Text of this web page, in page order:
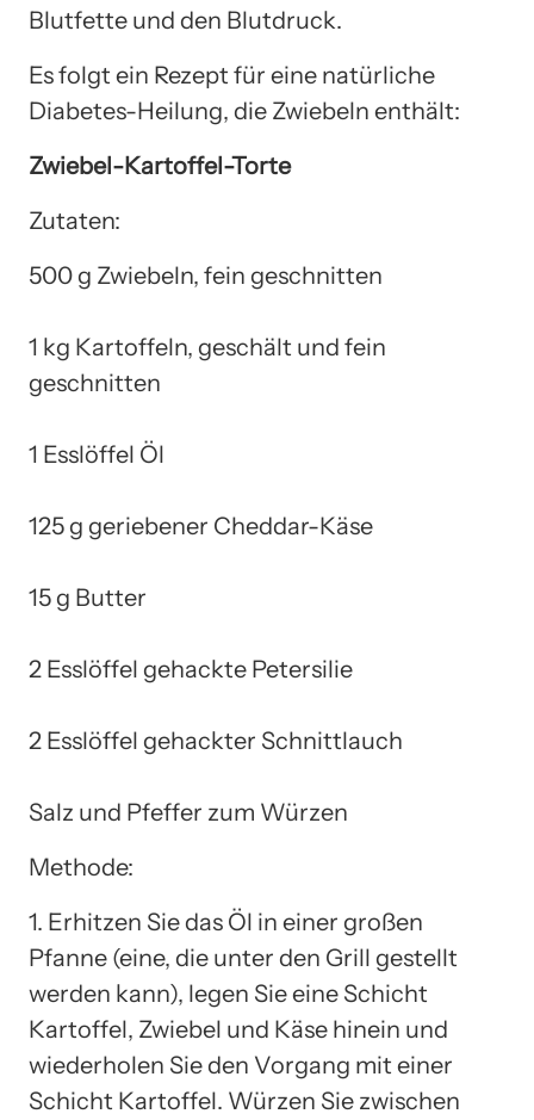
Blutfette und den Blutdruck.
Es folgt ein Rezept für eine natürliche
Diabetes-Heilung, die Zwiebeln enthält:
Zwiebel-Kartoffel-Torte
Zutaten:
500 g Zwiebeln, fein geschnitten
1 kg Kartoffeln, geschält und fein
geschnitten
1 Esslöffel Öl
125 g geriebener Cheddar-Käse
15 g Butter
2 Esslöffel gehackte Petersilie
2 Esslöffel gehackter Schnittlauch
Salz und Pfeffer zum Würzen
Methode:
1. Erhitzen Sie das Öl in einer großen
Pfanne (eine, die unter den Grill gestellt
werden kann), legen Sie eine Schicht
Kartoffel, Zwiebel und Käse hinein und
wiederholen Sie den Vorgang mit einer
Schicht Kartoffel. Würzen Sie zwischen